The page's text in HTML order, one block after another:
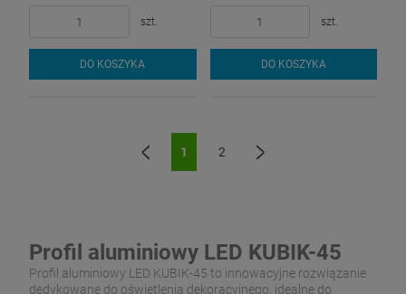
szt.
DO KOSZYKA
szt.
DO KOSZYKA
1 2
Profil aluminiowy LED KUBIK-45
Profil aluminiowy LED KUBIK-45 to innowacyjne rozwiązanie
dedykowane do oświetlenia dekoracyjnego, idealne do